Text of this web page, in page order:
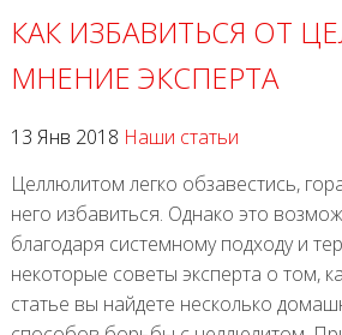
КАК ИЗБАВИТЬСЯ ОТ
МНЕНИЕ ЭКСПЕРТА
13 Янв 2018 Наши статьи
Целлюлитом легко обзавестись,
него избавиться. Однако это
благодаря системному подходу и
некоторые советы эксперта о том,
статье вы найдете несколько